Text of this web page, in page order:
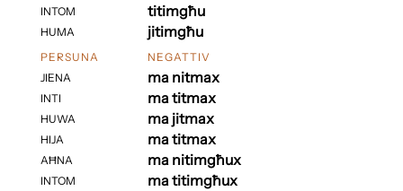
INTOM
HUMA
titimgħu
jitimgħu
PERSUNA
JIENA
INTI
HUWA
HIJA
AĦNA
INTOM
NEGATTIV
ma nitmax
ma titmax
ma jitmax
ma titmax
ma nitimgħux
ma titimgħux